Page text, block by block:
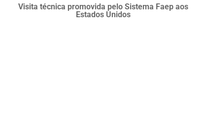
Agro com Voz de Mulher